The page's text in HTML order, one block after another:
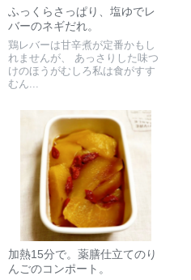
ふっくらさっぱり、塩ゆでレ
バーのネギだれ。
鶏レバーは甘辛煮が定番かもし
れませんが、 あっさりした味つ
けのほうがむしろ私は食がすす
むん...
加熱15分で。薬膳仕立てのり
んごのコンポート。